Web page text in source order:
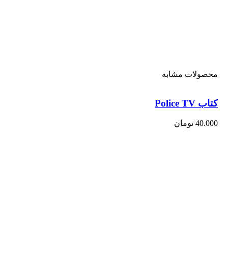
محصولات مشابه
کتاب Police TV
40.000 تومان